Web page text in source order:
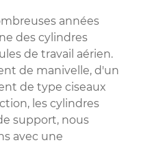
années
des cylindres
de travail aérien.
de manivelle, d'un
de type ciseaux
les cylindres
support, nous
avec une